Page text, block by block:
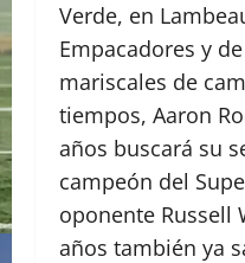
Verde, en
Empacadores y
mariscales de
tiempos, Aaron
años buscará su
campeón del
oponente Russell
años también ya